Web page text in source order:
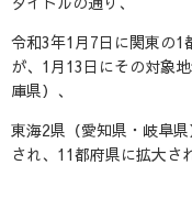
スタッフブログ
お問い合わせ
令和3年1月7日に関東の1
が、1月13日にその対象
庫県）、
東海2県（愛知県・岐阜
され、11都府県に拡大さ